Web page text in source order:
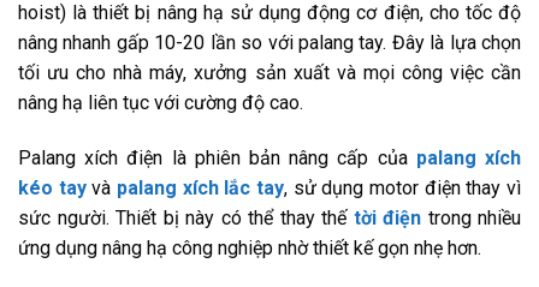
hoist) là thiết bị nâng hạ sử dụng động cơ điện, cho tốc độ
nâng nhanh gấp 10-20 lần so với palang tay. Đây là lựa chọn
tối ưu cho nhà máy, xưởng sản xuất và mọi công việc cần
nâng hạ liên tục với cường độ cao.
Palang xích điện là phiên bản nâng cấp của palang xích
kéo tayvà palang xích lắc tay, sử dụng motor điện thay vì
sức người. Thiết bị này có thể thay thế tời điện trong nhiều
ứng dụng nâng hạ công nghiệp nhờ thiết kế gọn nhẹ hơn.